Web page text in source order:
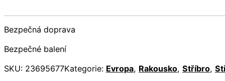
Bezpečná doprava
Bezpečné balení
SKU: 23695677Kategorie: Evropa, Rakousko, Stříbro,